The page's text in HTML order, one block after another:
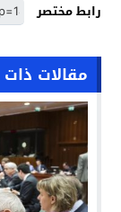
رابط مختصر
مقالات